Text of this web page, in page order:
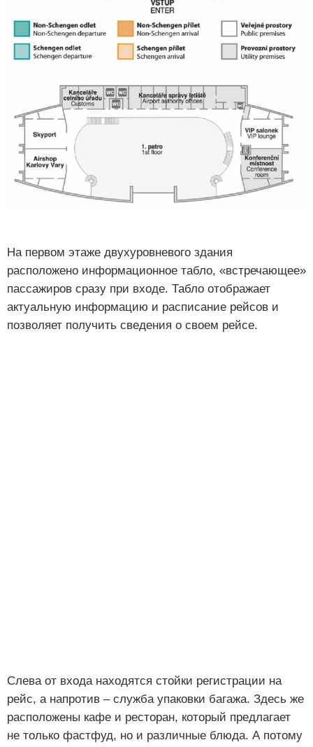
На первом этаже двухуровневого здания
расположено информационное табло, «встречающее»
пассажиров сразу при входе. Табло отображает
актуальную информацию и расписание рейсов и
позволяет получить сведения о своем рейсе.
Слева от входа находятся стойки регистрации на
рейс, а напротив – служба упаковки багажа. Здесь же
расположены кафе и ресторан, который предлагает
не только фастфуд, но и различные блюда. А потому